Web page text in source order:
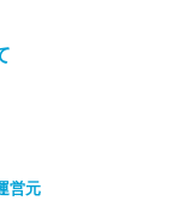
営元